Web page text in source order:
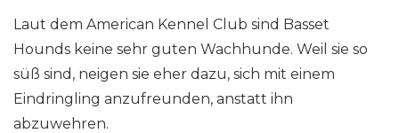
Laut dem American Kennel Club sind Basset
Hounds keine sehr guten Wachhunde. Weil sie so
süß sind, neigen sie eher dazu, sich mit einem
Eindringling anzufreunden, anstatt ihn
abzuwehren.